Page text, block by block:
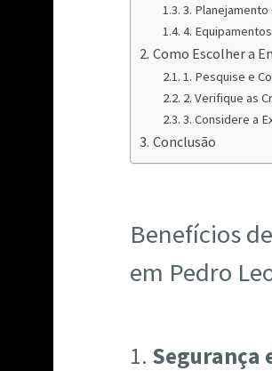
3.
4.
Como Escolher a
1. Pesquise e
2. Verifique as
3. Considere a
Conclusão
Benefícios
em Pedro
1. Segurança